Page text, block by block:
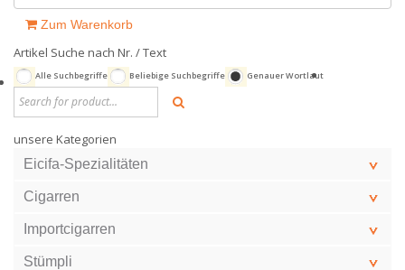
Zum Warenkorb
Artikel Suche nach Nr. / Text
Alle Suchbegriffe Beliebige Suchbegriffe Genauer Wortlaut
unsere Kategorien
Eicifa-Spezialitäten
Cigarren
Importcigarren
Stümpli